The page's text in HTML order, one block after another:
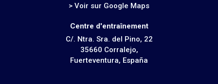
> Voir sur Google Maps
Centre d'entraînement
C/. Ntra. Sra. del Pino, 22
35660 Corralejo,
Fuerteventura, España